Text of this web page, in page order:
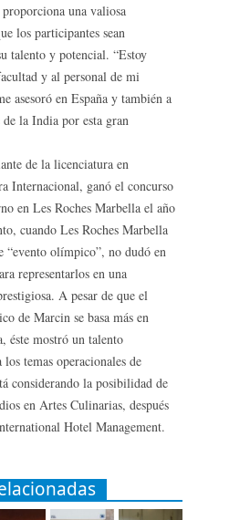
una valiosa
los participantes sean
talento y potencial. “Estoy
y al personal de mi
asesoró en España y también a
la India por esta gran
de la licenciatura en
Internacional, ganó el concurso
en Les Roches Marbella el año
cuando Les Roches Marbella
“evento olímpico”, no dudó en
representarlos en una
A pesar de que el
de Marcin se basa más en
éste mostró un talento
los temas operacionales de
considerando la posibilidad de
en Artes Culinarias, después
Hotel Management.